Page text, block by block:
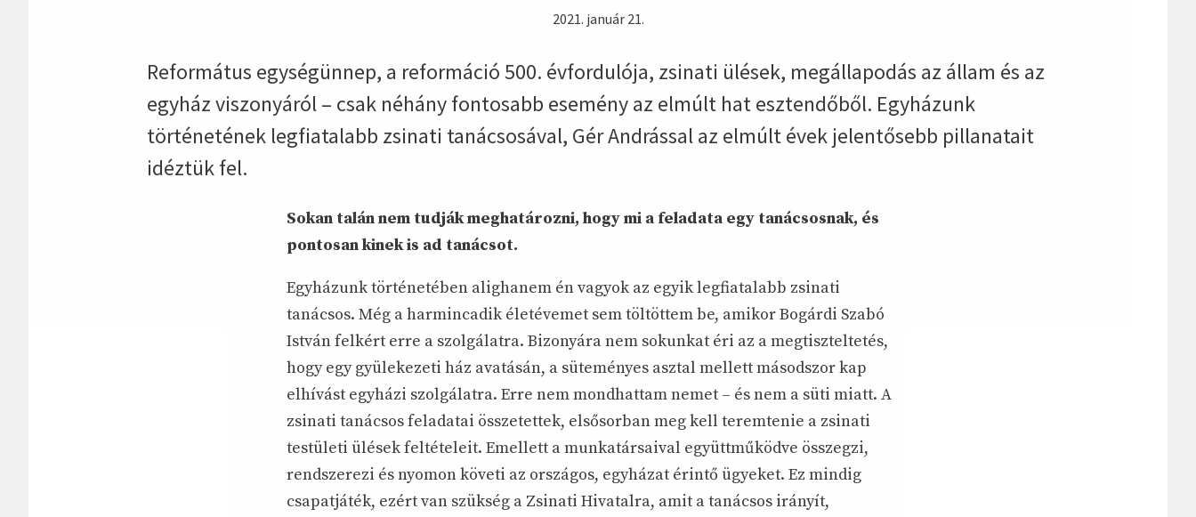
2021. január 21.
Református egységünnep, a reformáció 500. évfordulója, zsinati ülések, megállapodás az állam és az
egyház viszonyáról – csak néhány fontosabb esemény az elmúlt hat esztendőből. Egyházunk
történetének legfiatalabb zsinati tanácsosával, Gér Andrással az elmúlt évek jelentősebb pillanatait
idéztük fel.
Sokan talán nem tudják meghatározni, hogy mi a feladata egy tanácsosnak, és
pontosan kinek is ad tanácsot.
Egyházunk történetében alighanem én vagyok az egyik legfiatalabb zsinati
tanácsos. Még a harmincadik életévemet sem töltöttem be, amikor Bogárdi Szabó
István felkért erre a szolgálatra. Bizonyára nem sokunkat éri az a megtiszteltetés,
hogy egy gyülekezeti ház avatásán, a süteményes asztal mellett másodszor kap
elhívást egyházi szolgálatra. Erre nem mondhattam nemet – és nem a süti miatt. A
zsinati tanácsos feladatai összetettek, elsősorban meg kell teremtenie a zsinati
testületi ülések feltételeit. Emellett a munkatársaival együttműködve összegzi,
rendszerezi és nyomon követi az országos, egyházat érintő ügyeket. Ez mindig
csapatjáték, ezért van szükség a Zsinati Hivatalra, amit a tanácsos irányít,